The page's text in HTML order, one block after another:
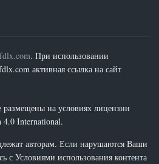
. При использовании
активная ссылка на сайт
размещены на условиях лицензии
4.0 International.
авторам. Если нарушаются Ваши
с Условиями использования контента